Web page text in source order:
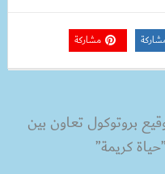
مشاركة
بروتوكول تعاون بين
كريمة”